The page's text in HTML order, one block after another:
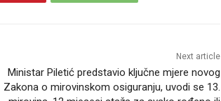
Next article
Ministar Piletić predstavio ključne mjere novog
Zakona o mirovinskom osiguranju, uvodi se 13.